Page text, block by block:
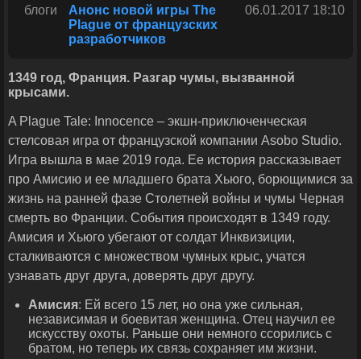
блоги
Анонс новой игры The
Plague от французских
разработчиков
06.01.2017 18:10
1349 год, Франция. Разгар чумы, вызванной
крысами.
A Plague Tale: Innocence – экшн-приключенческая
стелсовая игра от французской компании Asobo Studio.
Игра вышла в мае 2019 года. Ее история рассказывает
про Амисию и ее младшего брата Хьюго, борющимися за
жизнь на ранней фазе Столетней войны и чумы Черная
смерть во Франции. События происходят в 1349 году.
Амисия и Хьюго убегают от солдат Инквизиции,
сталкиваются с множеством чумных крыс, учатся
узнавать друг друга, доверять друг другу.
Амисия: Ей всего 15 лет, но она уже сильная,
независимая и боевитая женщина. Отец научил ее
искусству охоты. Раньше они немного ссорились с
братом, но теперь их связь сохраняет им жизни.